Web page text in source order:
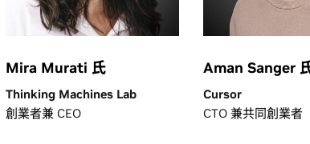
Mira Murati 氏
Thinking Machines Lab
創業者兼 CEO
Aman Sanger
Cursor
CTO 兼共同創業者